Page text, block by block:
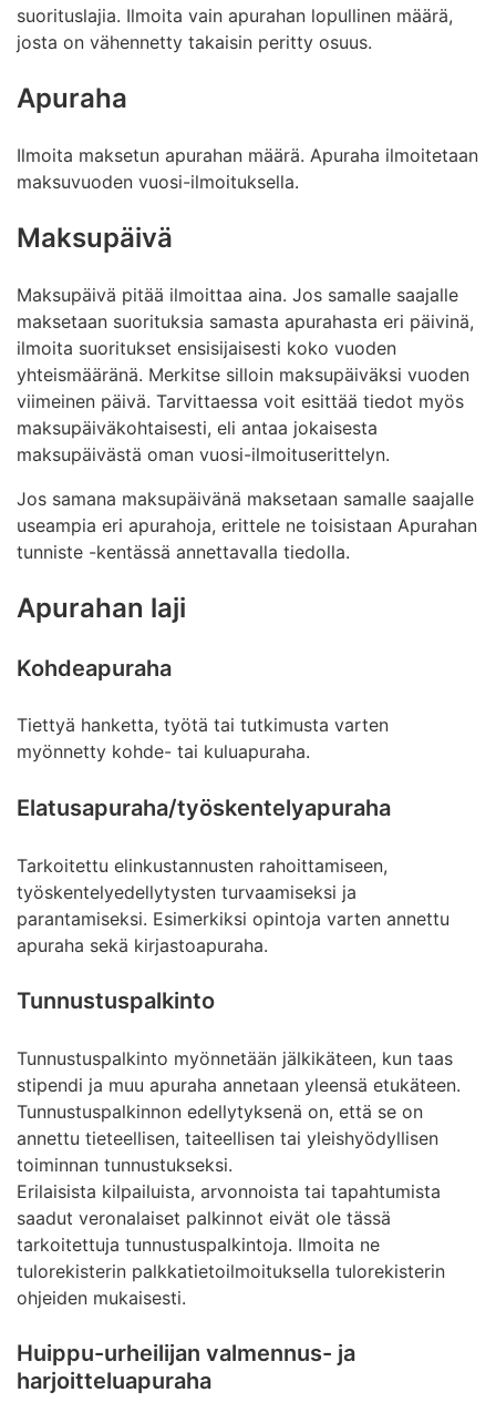
suorituslajia. Ilmoita vain apurahan lopullinen määrä,
josta on vähennetty takaisin peritty osuus.
Apuraha
Ilmoita maksetun apurahan määrä. Apuraha ilmoitetaan
maksuvuoden vuosi-ilmoituksella.
Maksupäivä
Maksupäivä pitää ilmoittaa aina. Jos samalle saajalle
maksetaan suorituksia samasta apurahasta eri päivinä,
ilmoita suoritukset ensisijaisesti koko vuoden
yhteismääränä. Merkitse silloin maksupäiväksi vuoden
viimeinen päivä. Tarvittaessa voit esittää tiedot myös
maksupäiväkohtaisesti, eli antaa jokaisesta
maksupäivästä oman vuosi-ilmoituserittelyn.
Jos samana maksupäivänä maksetaan samalle saajalle
useampia eri apurahoja, erittele ne toisistaan Apurahan
tunniste -kentässä annettavalla tiedolla.
Apurahan laji
Kohdeapuraha
Tiettyä hanketta, työtä tai tutkimusta varten
myönnetty kohde- tai kuluapuraha.
Elatusapuraha/työskentelyapuraha
Tarkoitettu elinkustannusten rahoittamiseen,
työskentelyedellytysten turvaamiseksi ja
parantamiseksi. Esimerkiksi opintoja varten annettu
apuraha sekä kirjastoapuraha.
Tunnustuspalkinto
Tunnustuspalkinto myönnetään jälkikäteen, kun taas
stipendi ja muu apuraha annetaan yleensä etukäteen.
Tunnustuspalkinnon edellytyksenä on, että se on
annettu tieteellisen, taiteellisen tai yleishyödyllisen
toiminnan tunnustukseksi.
Erilaisista kilpailuista, arvonnoista tai tapahtumista
saadut veronalaiset palkinnot eivät ole tässä
tarkoitettuja tunnustuspalkintoja. Ilmoita ne
tulorekisterin palkkatietoilmoituksella tulorekisterin
ohjeiden mukaisesti.
Huippu-urheilijan valmennus- ja
harjoitteluapuraha